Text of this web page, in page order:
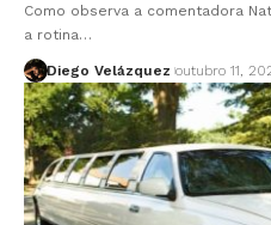
Como observa a comentadora
a rotina…
Diego Velázquez outubro 11,